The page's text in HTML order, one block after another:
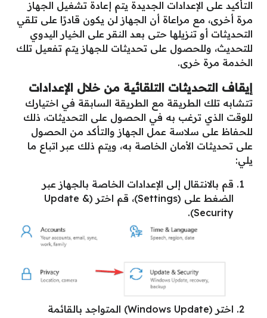
التأكيد على الإعدادات الجديدة يتم إعادة تشغيل الجهاز
مرة أخرى، مع مراعاة أن الجهاز لن يكون قادرًا على تلقي
التحديثات أو تنزيلها حتى بعد النقر على الخيار اليدوي
للتحديث، وللحصول على تحديثات للجهاز يتم تفعيل تلك
الخدمة مرة خرى.
إيقاف التحديثات التلقائية من خلال الإعدادات
تتشابه تلك الطريقة مع الطريقة السابقة في اختيارك
للوقت الذي ترغب به في الحصول على التحديثات، ذلك
للحفاظ على سلاسة عمل الجهاز والتأكد من الحصول
على تحديثات الأمان الخاصة به، ويتم ذلك عبر اتباع ما
يلي:
قم بالانتقال إلى الإعدادات الخاصة بالجهاز عبر
الضغط على (Settings)، قم اختر (Update &
Security).
اختر (Windows Update) المتواجد بالقائمة